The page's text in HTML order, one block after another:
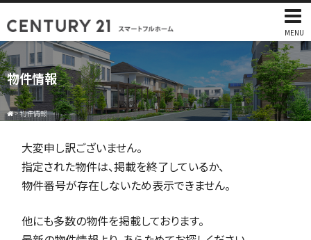
MENU
物件情報
>物件情報
大変申し訳ございません。
指定された物件は、掲載を終了しているか、
物件番号が存在しないため表示できません。
他にも多数の物件を掲載しております。